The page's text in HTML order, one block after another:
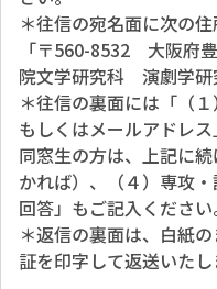
＊往信の宛名面に次の住
「〒560-8532 大阪府
院文学研究科 演劇学研
＊往信の裏面には「（
もしくはメールアドレス
同窓生の方は、上記に
かれば）、（４）専攻
回答」もご記入ください
＊返信の裏面は、白紙
証を印字して返送いたし